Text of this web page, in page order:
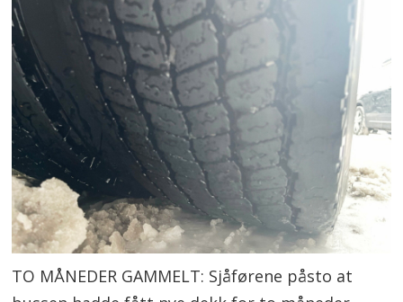
TO MÅNEDER GAMMELT: Sjåførene påsto at